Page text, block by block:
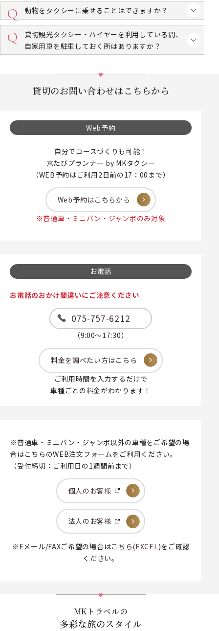
動物をタクシーに乗せることはできますか？
貸切観光タクシー・ハイヤーを利用している間、
自家用車を駐車しておく所はありますか？
貸切のお問い合わせはこちらから
Web予約
自分でコースづくりも可能！
京たびプランナー by MKタクシー
（WEB予約はご利用2日前の17：00まで）
Web予約はこちらから
※普通車・ミニバン・ジャンボのみ対象
お電話
お電話のおかけ間違いにご注意ください
075-757-6212
（9:00～17:30）
料金を調べたい方はこちら
ご利用時間を入力するだけで
車種ごとの料金がわかります！
※普通車・ミニバン・ジャンボ以外の車種をご希望の場
合はこちらのWEB注文フォームをご利用ください。
（受付締切：ご利用日の1週間前まで）
個人のお客様
法人のお客様
※Eメール/FAXご希望の場合はこちら(EXCEL)をご確認
ください。
MKトラベルの
多彩な旅のスタイル